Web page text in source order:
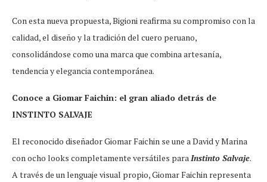
Con esta nueva propuesta, Bigioni reafirma su compromiso con la
calidad, el diseño y la tradición del cuero peruano,
consolidándose como una marca que combina artesanía,
tendencia y elegancia contemporánea.
Conoce a Giomar Faichin: el gran aliado detrás de
INSTINTO SALVAJE
El reconocido diseñador Giomar Faichin se une a David y Marina
con ocho looks completamente versátiles paraInstinto Salvaje.
A través de un lenguaje visual propio, Giomar Faichin representa